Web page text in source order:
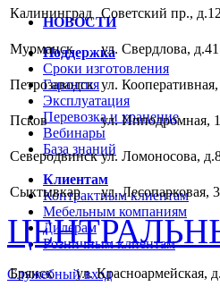
НОВОСТИ
Поддержка
Сроки изготовления
Гарантия
Эксплуатация
Перевозка и хранение
Вебинары
База знаний
Клиентам
Контрактным клиентам
Мебельным компаниям
Дилерам
Розничным клиентам
Служебный вход
Калининград Советский пр.,
Мурманск ул. Свердлова,
Петрозаводск ул.
Псков ул. Ипподромная,
Северодвинск ул. Ломоносова,
Сыктывкар ул. Лесопарковая,
Брянск ул. Красноармейская,